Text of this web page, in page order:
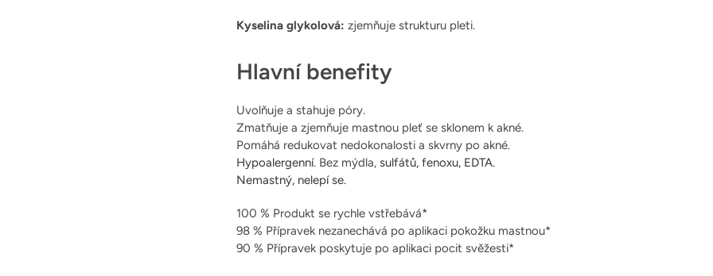
Kyselina glykolová: zjemňuje strukturu pleti.
Hlavní benefity
Uvolňuje a stahuje póry.
Zmatňuje a zjemňuje mastnou pleť se sklonem k akné.
Pomáhá redukovat nedokonalosti a skvrny po akné.
Hypoalergenní. Bez mýdla, sulfátů, fenoxu, EDTA.
Nemastný, nelepí se.
​100 % Produkt se rychle vstřebává*
98 % Přípravek nezanechává po aplikaci pokožku mastnou*
90 % Přípravek poskytuje po aplikaci pocit svěžesti*